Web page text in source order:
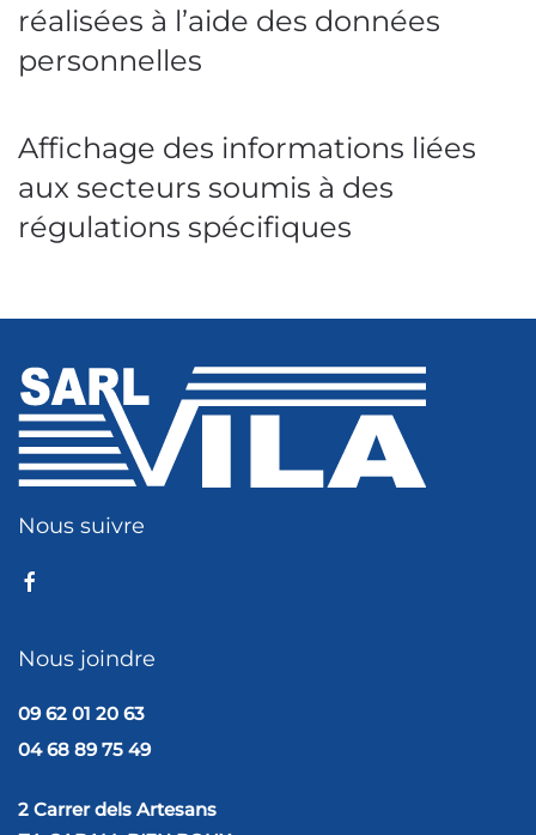
réalisées à l’aide des données
personnelles
Affichage des informations liées
aux secteurs soumis à des
régulations spécifiques
Nous suivre
Nous joindre
09 62 01 20 63
04 68 89 75 49
2 Carrer dels Artesans